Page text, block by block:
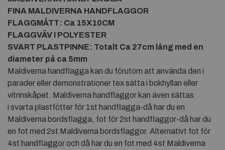
FINA MALDIVERNA HANDFLAGGOR
FLAGGMÅTT: Ca 15X10CM
FLAGGVÄV I POLYESTER
SVART PLASTPINNE: Totalt Ca 27cm lång med en
diameter på ca 5mm
Maldiverna handflagga kan du förutom att använda den i
parader eller demonstrationer tex sätta i bokhyllan eller
vitrinskåpet. Maldiverna handflaggor kan även sättas
i svarta plastfötter för 1st handflagga-då har du en
Maldiverna bordsflagga, fot för 2st handflaggor-då har du
en fot med 2st Maldiverna bordsflaggor. Alternativt fot för
4st handflaggor och då har du en fot med 4st Maldiverna